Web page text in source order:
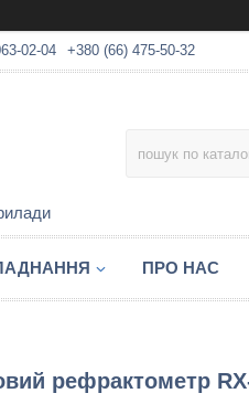
02-04 +380 (66) 475-50-32
ПРО НАС
рефрактометр